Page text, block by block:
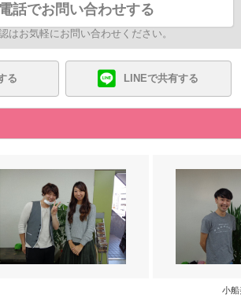
電話でお問い合わせする
はお気軽にお問い合わせください。
る LINEで共有する
小船